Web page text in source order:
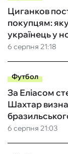
6 серпня 21:18
Циганков
покупцям:
українець у
Футбол
6 серпня 21:03
За Еліасом
Шахтар